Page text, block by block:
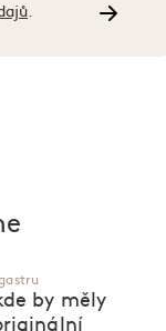
by měly